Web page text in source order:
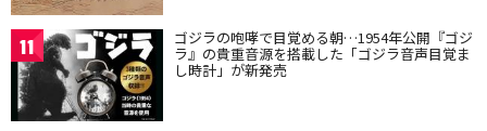
11 ゴジラの咆哮で目覚める朝…1954年公開『ゴジ
ラ』の貴重音源を搭載した「ゴジラ音声目覚ま
し時計」が新発売